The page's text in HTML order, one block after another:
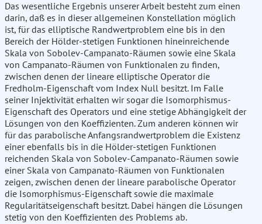
Das wesentliche Ergebnis unserer Arbeit besteht zum einen
darin, daß es in dieser allgemeinen Konstellation möglich
ist, für das elliptische Randwertproblem eine bis in den
Bereich der Hölder-stetigen Funktionen hineinreichende
Skala von Sobolev-Campanato-Räumen sowie eine Skala
von Campanato-Räumen von Funktionalen zu finden,
zwischen denen der lineare elliptische Operator die
Fredholm-Eigenschaft vom Index Null besitzt. Im Falle
seiner Injektivität erhalten wir sogar die Isomorphismus-
Eigenschaft des Operators und eine stetige Abhängigkeit der
Lösungen von den Koeffizienten. Zum anderen können wir
für das parabolische Anfangsrandwertproblem die Existenz
einer ebenfalls bis in die Hölder-stetigen Funktionen
reichenden Skala von Sobolev-Campanato-Räumen sowie
einer Skala von Campanato-Räumen von Funktionalen
zeigen, zwischen denen der lineare parabolische Operator
die Isomorphismus-Eigenschaft sowie die maximale
Regularitätseigenschaft besitzt. Dabei hängen die Lösungen
stetig von den Koeffizienten des Problems ab.